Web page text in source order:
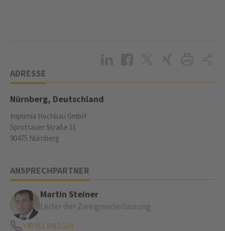
ADRESSE
Nürnberg, Deutschland
Implenia Hochbau GmbH
Sprottauer Straße 51
90475 Nürnberg
ANSPRECHPARTNER
Martin Steiner
Leiter der Zweigniederlassung
+49 911 9415 224